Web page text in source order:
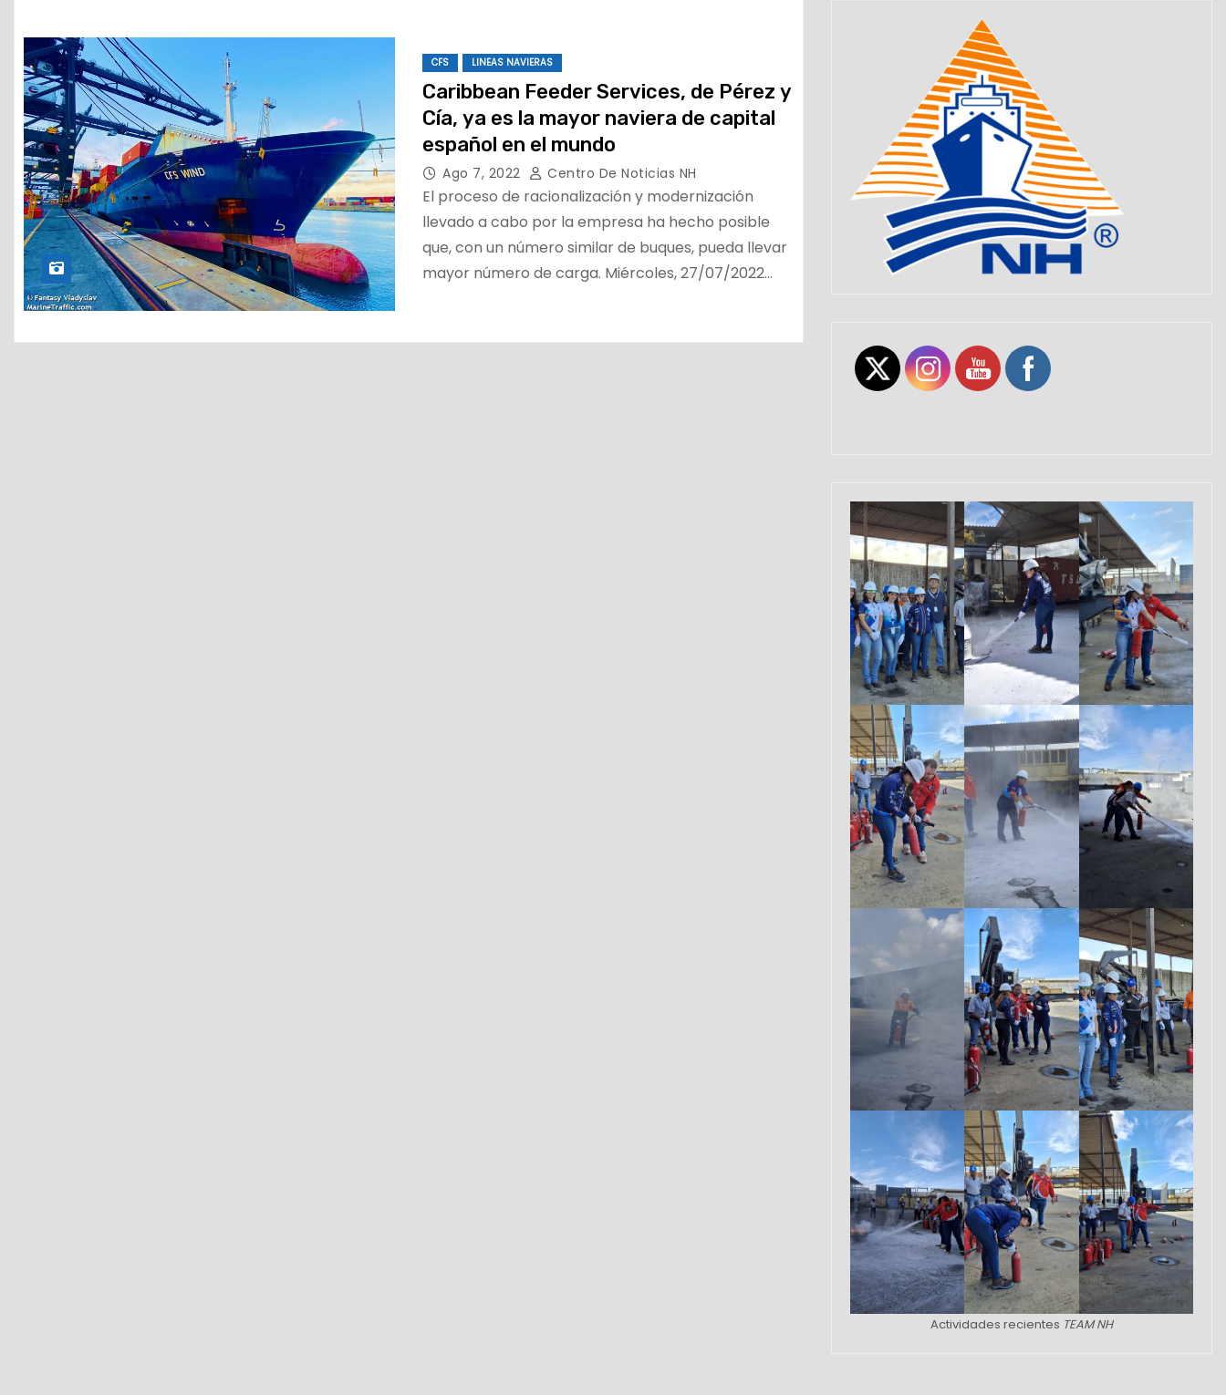
CFS LINEAS NAVIERAS
Caribbean Feeder Services, de Pérez y
Cía, ya es la mayor naviera de capital
español en el mundo
Ago 7, 2022 Centro De Noticias NH
El proceso de racionalización y modernización
llevado a cabo por la empresa ha hecho posible
que, con un número similar de buques, pueda llevar
mayor número de carga. Miércoles, 27/07/2022…
Actividades recientes TEAM NH